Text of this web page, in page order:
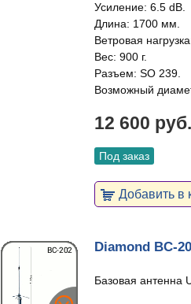
Усиление: 6.5 dB.
Длина: 1700 мм.
Ветровая
Вес: 900 г.
Разъем: SO 239.
Возможный
12 600 руб.
Под заказ
Добавить в
Diamond BC-
Базовая антенна